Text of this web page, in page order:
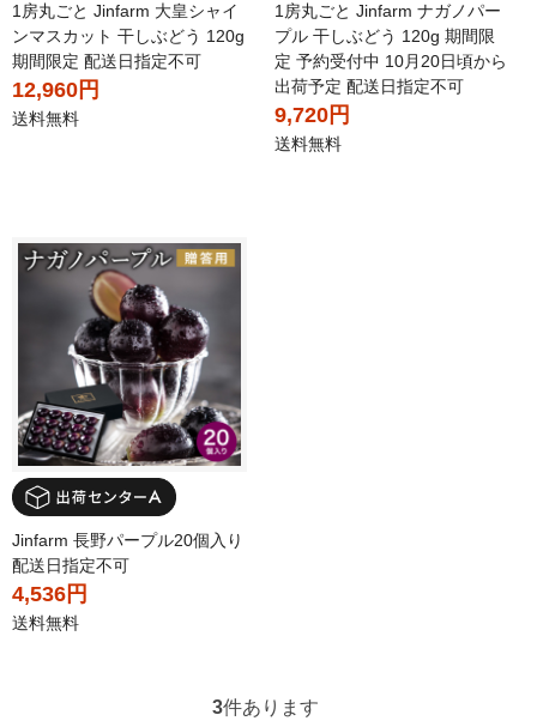
1房丸ごと Jinfarm 大皇シャイ
ンマスカット 干しぶどう 120g
期間限定 配送日指定不可
12,960円
送料無料
1房丸ごと Jinfarm ナガノパー
プル 干しぶどう 120g 期間限
定 予約受付中 10月20日頃から
出荷予定 配送日指定不可
9,720円
送料無料
Jinfarm 長野パープル20個入り
配送日指定不可
4,536円
送料無料
3件あります